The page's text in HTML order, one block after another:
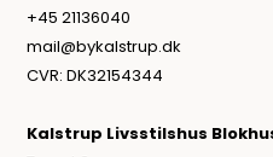
+45 21136040
mail@bykalstrup.dk
CVR: DK32154344
Kalstrup Livsstilshus